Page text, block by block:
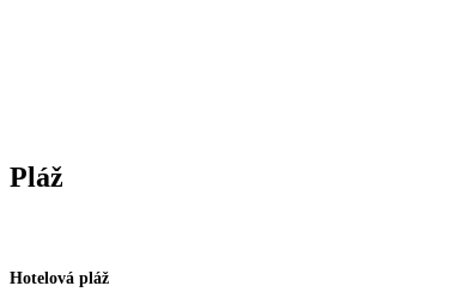
Pláž
Hotelová pláž